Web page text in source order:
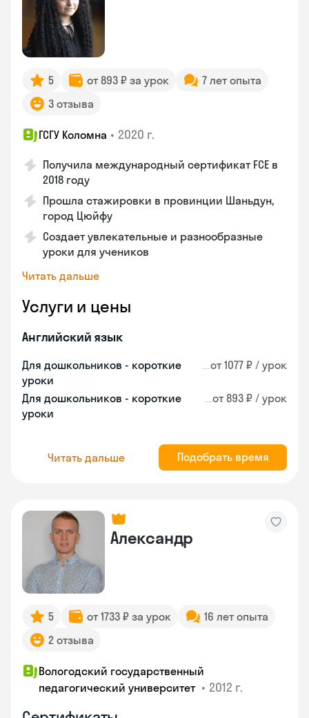
5 от 893 ₽ за урок
7 лет опыта
3 отзыва
ГСГУ Коломна • 2020 г.
Получила международный сертификат FCE в
2018 году
Прошла стажировки в провинции Шаньдун,
город Цюйфу
Создает увлекательные и разнообразные
уроки для учеников
Читать дальше
Услуги и цены
Английский язык
Для дошкольников - короткие
уроки
от 1077 ₽ / урок
Для дошкольников - короткие
уроки
от 893 ₽ / урок
Читать дальше Подобрать время
Александр
5 от 1733 ₽ за урок
16 лет опыта
2 отзыва
Вологодский государственный
педагогический университет • 2012 г.